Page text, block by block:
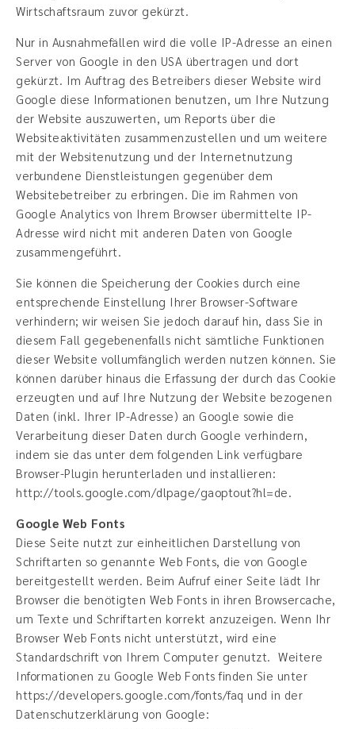
Wirtschaftsraum zuvor gekürzt.
Nur in Ausnahmefällen wird die volle IP-Adresse an einen
Server von Google in den USA übertragen und dort
gekürzt. Im Auftrag des Betreibers dieser Website wird
Google diese Informationen benutzen, um Ihre Nutzung
der Website auszuwerten, um Reports über die
Websiteaktivitäten zusammenzustellen und um weitere
mit der Websitenutzung und der Internetnutzung
verbundene Dienstleistungen gegenüber dem
Websitebetreiber zu erbringen. Die im Rahmen von
Google Analytics von Ihrem Browser übermittelte IP-
Adresse wird nicht mit anderen Daten von Google
zusammengeführt.
Sie können die Speicherung der Cookies durch eine
entsprechende Einstellung Ihrer Browser-Software
verhindern; wir weisen Sie jedoch darauf hin, dass Sie in
diesem Fall gegebenenfalls nicht sämtliche Funktionen
dieser Website vollumfänglich werden nutzen können. Sie
können darüber hinaus die Erfassung der durch das Cookie
erzeugten und auf Ihre Nutzung der Website bezogenen
Daten (inkl. Ihrer IP-Adresse) an Google sowie die
Verarbeitung dieser Daten durch Google verhindern,
indem sie das unter dem folgenden Link verfügbare
Browser-Plugin herunterladen und installieren:
http://tools.google.com/dlpage/gaoptout?hl=de.
Google Web Fonts
Diese Seite nutzt zur einheitlichen Darstellung von
Schriftarten so genannte Web Fonts, die von Google
bereitgestellt werden. Beim Aufruf einer Seite lädt Ihr
Browser die benötigten Web Fonts in ihren Browsercache,
um Texte und Schriftarten korrekt anzuzeigen. Wenn Ihr
Browser Web Fonts nicht unterstützt, wird eine
Standardschrift von Ihrem Computer genutzt. Weitere
Informationen zu Google Web Fonts finden Sie unter
https://developers.google.com/fonts/faq und in der
Datenschutzerklärung von Google: